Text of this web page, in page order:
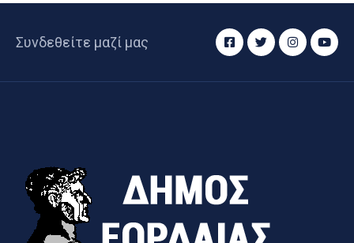
Συνδεθείτε μαζί μας